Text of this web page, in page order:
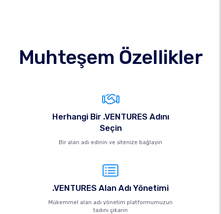
Muhteşem Özellikler
Herhangi Bir .VENTURES Adını
Seçin
Bir alan adı edinin ve sitenize bağlayın
.VENTURES Alan Adı Yönetimi
Mükemmel alan adı yönetim platformumuzun
tadını çıkarın